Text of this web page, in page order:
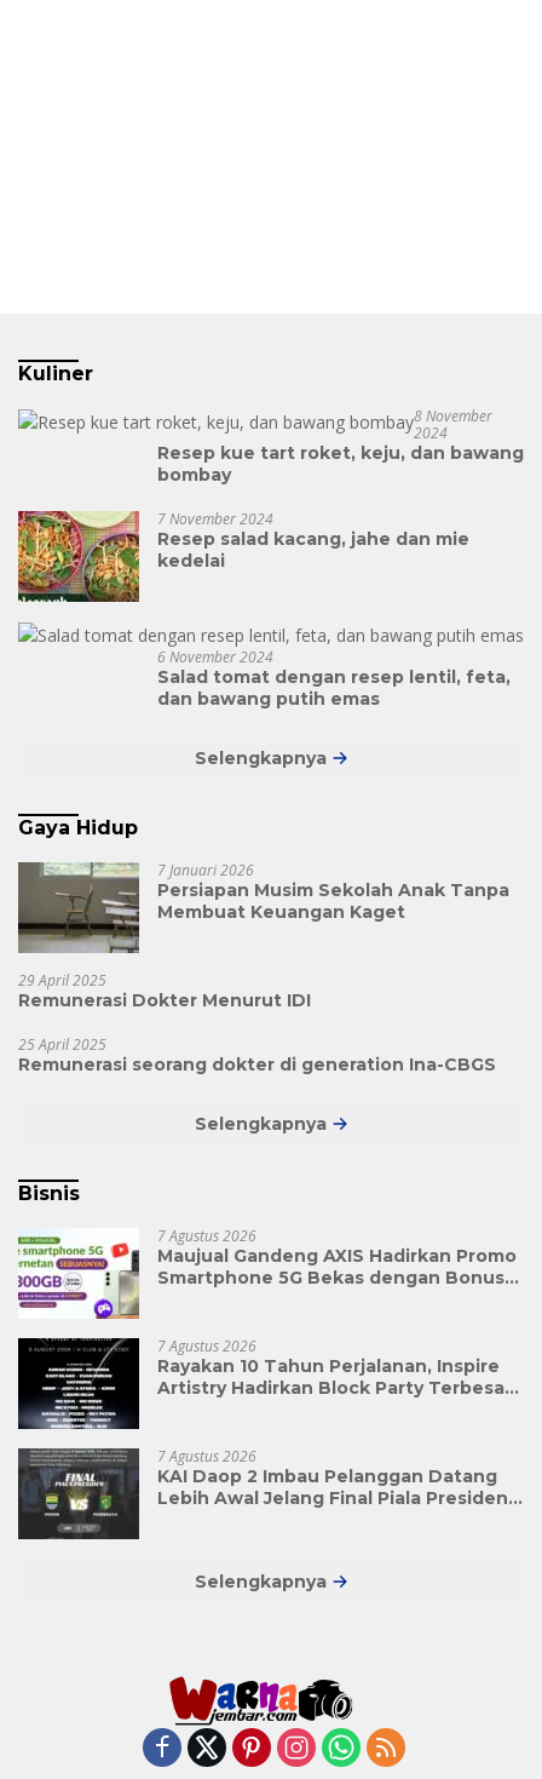
Kuliner
8 November
2024
Resep kue tart roket, keju, dan bawang
bombay
7 November 2024
Resep salad kacang, jahe dan mie
kedelai
6 November 2024
Salad tomat dengan resep lentil, feta,
dan bawang putih emas
Selengkapnya
Gaya Hidup
7 Januari 2026
Persiapan Musim Sekolah Anak Tanpa
Membuat Keuangan Kaget
29 April 2025
Remunerasi Dokter Menurut IDI
25 April 2025
Remunerasi seorang dokter di generation Ina-CBGS
Selengkapnya
Bisnis
7 Agustus 2026
Maujual Gandeng AXIS Hadirkan Promo
Smartphone 5G Bekas dengan Bonus
7 Agustus 2026
Rayakan 10 Tahun Perjalanan, Inspire
Artistry Hadirkan Block Party Terbesar
7 Agustus 2026
KAI Daop 2 Imbau Pelanggan Datang
Lebih Awal Jelang Final Piala Presiden
Selengkapnya